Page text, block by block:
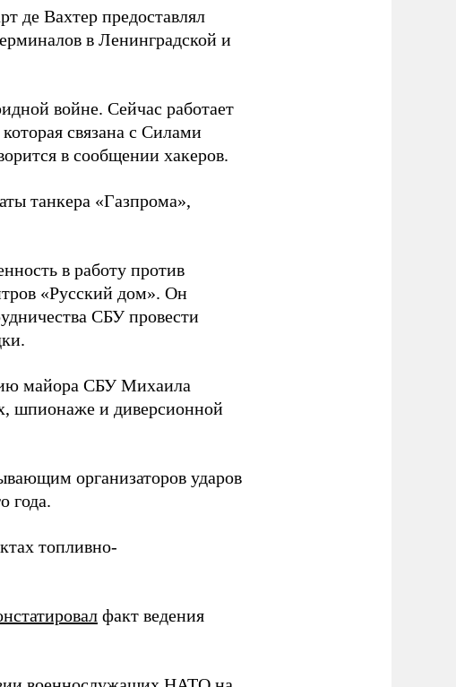
де Вахтер предоставлял
в Ленинградской и
войне. Сейчас работает
связана с Силами
в сообщении хакеров.
танкера «Газпрома»,
в работу против
«Русский дом». Он
СБУ провести
майора СБУ Михаила
шпионаже и диверсионной
организаторов ударов
года.
топливно-
факт ведения